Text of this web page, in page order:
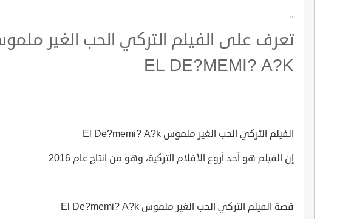
"
تعرف على الفيلم التركي الحب الغير
EL DE?MEMI? A?K
الفيلم التركي الحب الغير ملموس El De?memi? A?k
إن الفيلم هو أحد أروع الأفلام التركية، وهو من انتاج عام 2016
قصة الفيلم التركي الحب الغير ملموس El De?memi? A?k